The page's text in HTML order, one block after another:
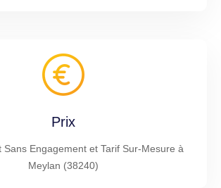
Prix
Sans Engagement et Tarif Sur-Mesure à
Meylan (38240)